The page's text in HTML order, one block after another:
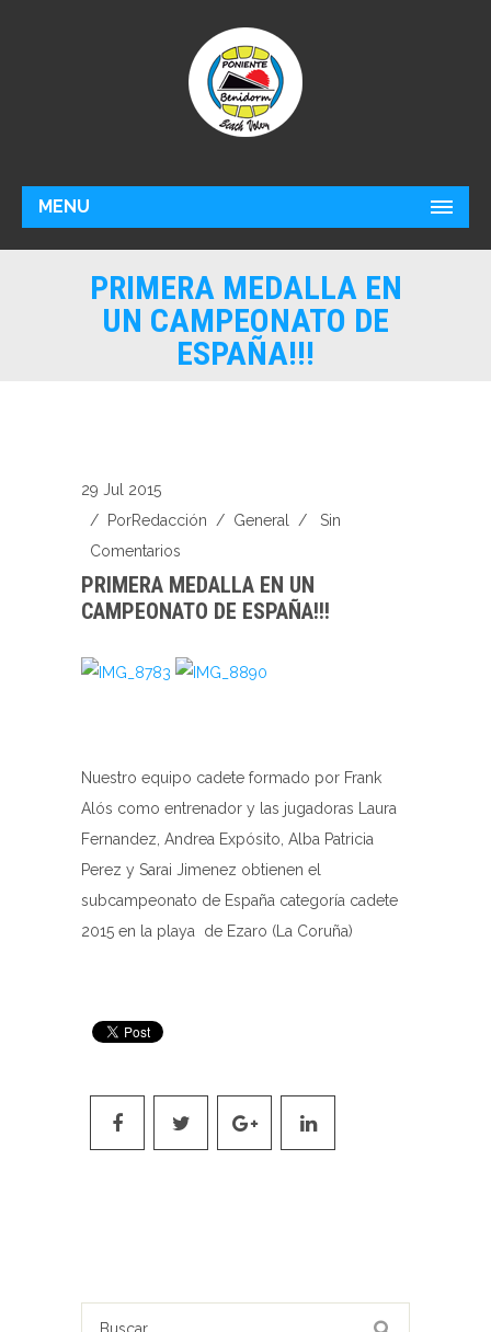
MENU
PRIMERA MEDALLA EN
UN CAMPEONATO DE
ESPAÑA!!!
29 Jul 2015
/ PorRedacción / General / Sin
Comentarios
PRIMERA MEDALLA EN UN
CAMPEONATO DE ESPAÑA!!!
Nuestro equipo cadete formado por Frank
Alós como entrenador y las jugadoras Laura
Fernandez, Andrea Expósito, Alba Patricia
Perez y Sarai Jimenez obtienen el
subcampeonato de España categoría cadete
2015 en la playa de Ezaro (La Coruña)